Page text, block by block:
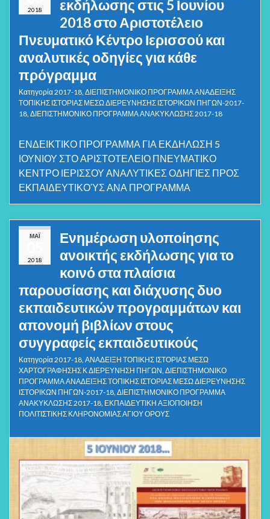
2018
εκδήλωσης στις 5 Ιουνίου
2018 στο Αριστοτέλειο
Πνευματικό Κέντρο Ιερισσού και
αναλυτικές οδηγίες για κάθε
πρόγραμμα
Κατηγορία2017-18 ΔΙΕΠΙΣΤΗΜΟΝΙΚΟ ΠΡΟΓΡΑΜΜΑ ΑΝΑΔΕΙΞΗΣ
ΤΟΠΙΚΗΣ ΙΣΤΟΡΙΑΣ ΜΕΣΩ ΔΙΕΡΕΥΝΗΣΗΣ ΙΣΤΟΡΙΚΩΝ ΠΗΓΩΝ-2017-
18 ΔΙΕΠΙΣΤΗΜΟΝΙΚΟ ΠΡΟΓΡΑΜΜΑ ΑΝΑΚΥΚΛΩΣΗΣ 2017-18
ΕΝΔΕΙΚΤΙΚΟ ΠΡΟΓΡΑΜΜΑ ΓΙΑ ΕΚΔΗΛΩΣΗ 5
ΙΟΥΝΙΟΥ ΣΤΟ ΑΡΙΣΤΟΤΕΛΕΙΟ ΠΝΕΥΜΑΤΙΚΟ
ΚΕΝΤΡΟ ΙΕΡΙΣΣΟΥ ΑΝΑΛΥΤΙΚΕΣ ΟΔΗΓΙΕΣ ΠΡΟΣ
ΕΚΠΑΙΔΕΥΤΙΚΟΎΣ ΑΝΑ ΠΡΟΓΡΑΜΜΑ
ΜΆΙ
2018
Ενημέρωση υλοποίησης
ανοικτής εκδήλωσης για το
κοινό στα πλαίσια
παρουσίασης και διάχυσης δυο
εκπαιδευτικών προγραμμάτων και
απονομή βιβλίων στους
συγγραφείς εκπαιδευτικούς
Κατηγορία2017-18 ΑΝΑΔΕΙΞΗ ΤΟΠΙΚΗΣ ΙΣΤΟΡΙΑΣ ΜΕΣΩ
ΧΑΡΤΟΓΡΑΦΗΣΗΣ Κ ΔΙΕΡΕΥΝΗΣΗ ΠΗΓΩΝ ΔΙΕΠΙΣΤΗΜΟΝΙΚΟ
ΠΡΟΓΡΑΜΜΑ ΑΝΑΔΕΙΞΗΣ ΤΟΠΙΚΗΣ ΙΣΤΟΡΙΑΣ ΜΕΣΩ ΔΙΕΡΕΥΝΗΣΗΣ
ΙΣΤΟΡΙΚΩΝ ΠΗΓΩΝ-2017-18 ΔΙΕΠΙΣΤΗΜΟΝΙΚΟ ΠΡΟΓΡΑΜΜΑ
ΑΝΑΚΥΚΛΩΣΗΣ 2017-18 ΕΚΠΑΙΔΕΥΤΙΚΗ ΑΞΙΟΠΟΙΗΣΗ
ΠΟΛΙΤΙΣΤΙΚΗΣ ΚΛΗΡΟΝΟΜΙΑΣ ΑΓΙΟΥ ΟΡΟΥΣ